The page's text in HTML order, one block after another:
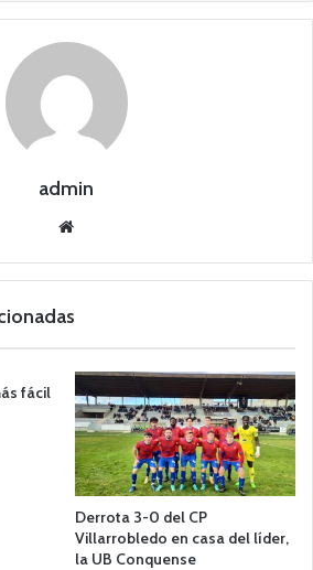
admin
we
fácil
Derrota 3-0 del CP
Villarrobledo en casa del líder,
la UB Conquense